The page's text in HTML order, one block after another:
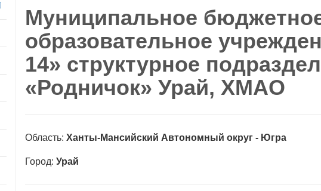
Муниципальное
образовательное
14» структурное
«Родничок» Урай, ХМАО
Область: Ханты-Мансийский Автономный округ - Югра
Город: Урай